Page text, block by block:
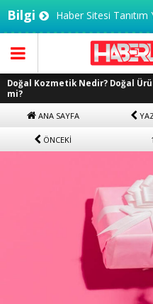
Bilgi Haber Sitesi Tanıtım
Doğal Kozmetik Nedir? Doğal
mi?
ANA SAYFA
ÖNCEKİ